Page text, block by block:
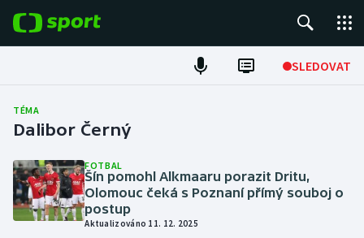
SLEDOVAT
Fotbal
Tenis
Atletika
TÉMA
Dalibor Černý
FOTBAL
Šín pomohl Alkmaaru porazit Dritu,
Olomouc čeká s Poznaní přímý souboj o
postup
Aktualizováno 11. 12. 2025